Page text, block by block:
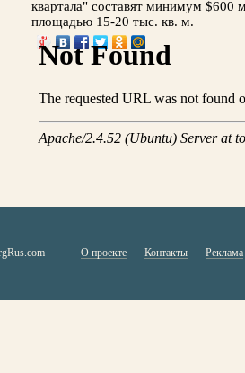
квартала" составят минимум $600
площадью 15-20 тыс. кв. м.
О проекте Контакты Реклама